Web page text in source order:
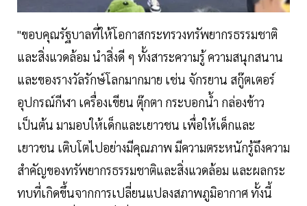
"ขอบคุณรัฐบาลที่ให้โอกาสกระทรวงทรัพยากรธรรมชาติ
และสิ่งแวดล้อม นำสิ่งดี ๆ ทั้งสาระความรู้ ความสนุกสนาน
และของรางวัลรักษ์โลกมากมาย เช่น จักรยาน สกู๊ตเตอร์
อุปกรณ์กีฬา เครื่องเขียน ตุ๊กตา กระบอกน้ำ กล่องข้าว
เป็นต้น มามอบให้เด็กและเยาวชน เพื่อให้เด็กและ
เยาวชน เติบโตไปอย่างมีคุณภาพ มีความตระหนักรู้ถึงความ
สำคัญของทรัพยากรธรรมชาติและสิ่งแวดล้อม และผลกระ
ทบที่เกิดขึ้นจากการเปลี่ยนแปลงสภาพภูมิอากาศ ทั้งนี้